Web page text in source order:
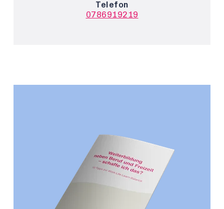
Telefon
0786919219